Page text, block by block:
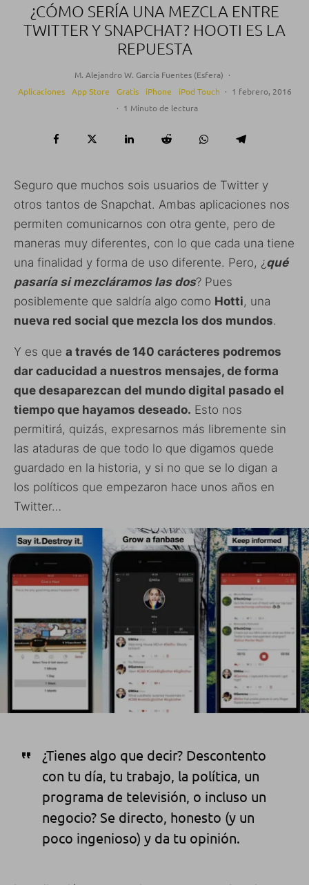
¿CÓMO SERÍA UNA MEZCLA ENTRE
TWITTER Y SNAPCHAT? HOOTI ES LA
REPUESTA
M. Alejandro W. García Fuentes (Esfera) ·
Aplicaciones
App Store Gratis iPhone iPod Touch · 1 febrero, 2016
· 1 Minuto de lectura
Seguro que muchos sois usuarios de Twitter y
otros tantos de Snapchat. Ambas aplicaciones nos
permiten comunicarnos con otra gente, pero de
maneras muy diferentes, con lo que cada una tiene
una finalidad y forma de uso diferente. Pero, ¿qué
pasaría si mezcláramos las dos? Pues
posiblemente que saldría algo como Hotti, una
nueva red social que mezcla los dos mundos.
Y es que a través de 140 carácteres podremos
dar caducidad a nuestros mensajes, de forma
que desaparezcan del mundo digital pasado el
tiempo que hayamos deseado. Esto nos
permitirá, quizás, expresarnos más libremente sin
las ataduras de que todo lo que digamos quede
guardado en la historia, y si no que se lo digan a
los políticos que empezaron hace unos años en
Twitter…
¿Tienes algo que decir? Descontento
con tu día , tu trabajo, la política, un
programa de televisión o incluso un
negocio? Se directo , honesto (y un
poco ingenioso) y da tu opinión.